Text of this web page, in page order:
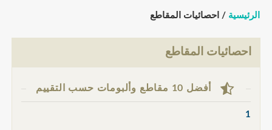
الرئيسية / احصائيات المقاطع
احصائيات المقاطع
أفضل 10 مقاطع وألبومات حسب التقييم
1